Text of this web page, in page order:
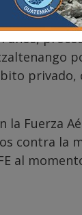
años,
privado,
la Fuerza
contra la
al